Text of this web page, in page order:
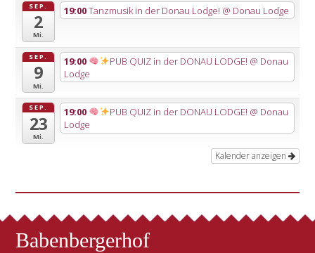
SEP.
2
Mi.
19:00Tanzmusik in der Donau Lodge! @ Donau Lodge
SEP.
9
Mi.
19:00 PUB QUIZ in der DONAU LODGE! @ Donau
Lodge
SEP.
23
Mi.
19:00 PUB QUIZ in der DONAU LODGE! @ Donau
Lodge
Kalender anzeigen
Babenbergerhof